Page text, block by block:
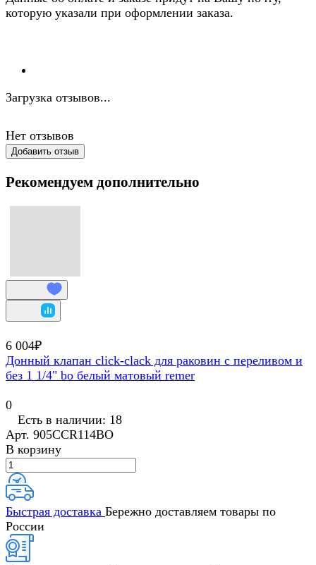
которую указали при оформлении заказа.
Загрузка отзывов...
Нет отзывов
Добавить отзыв
Рекомендуем дополнительно
6 004₽
Донный клапан click-clack для раковин с переливом и
без 1 1/4" bo белый матовый remer
0
Есть в наличии: 18
Арт. 905CCR114BO
В корзину
Быстрая доставка Бережно доставляем товары по
России